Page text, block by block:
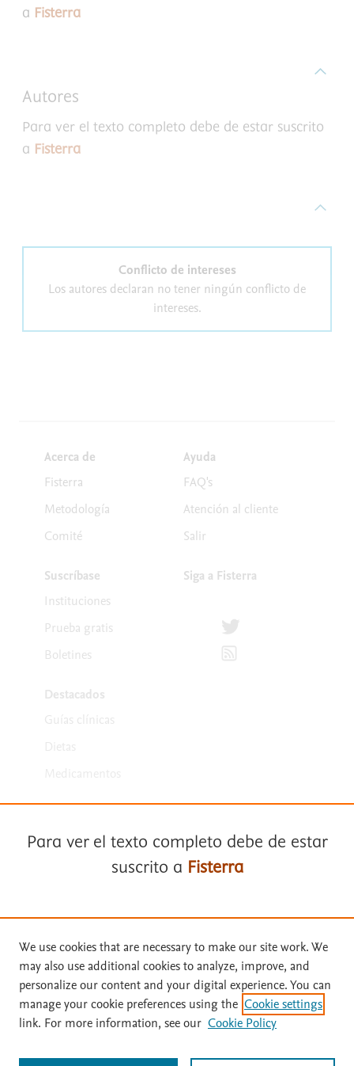
a Fisterra
Autores
Para ver el texto completo debe de estar suscrito
a Fisterra
Conflicto de intereses
Los autores declaran no tener ningún conflicto de
intereses.
Acerca de
Fisterra
Metodología
Comité
Suscríbase
Instituciones
Prueba gratis
Boletines
Destacados
Guías clínicas
Ayuda
FAQ's
Atención al cliente
Salir
Siga a Fisterra
Síguenos en Twitter
Términos y condiciones
Política de privacidad
Copyright ©2026Elsevier España SLU, sus licenciantes y
colaboradores. Se reservan todos los derechos, incluidos los de minería
de texto y datos, entrenamiento de IA y tecnologías similares. Página
Para ver el texto completo debe de estar
suscrito a Fisterra
Solicite una prueba gratuita
We use cookies that are necessary to make our site work. We
may also use additional cookies to analyze, improve, and
personalize our content and your digital experience. You can
manage your cookie preferences using the Cookie settings
link. For more information, see our Cookie Policy